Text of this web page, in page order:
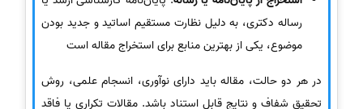
رساله دکتری، به دلیل نظارت مستقیم اساتید و جدید بودن
موضوع، یکی از بهترین منابع برای استخراج مقاله است
در هر دو حالت، مقاله باید دارای نوآوری، انسجام علمی، روش
تحقیق شفاف و نتایج قابل استناد باشد. مقالات تکراری یا فاقد